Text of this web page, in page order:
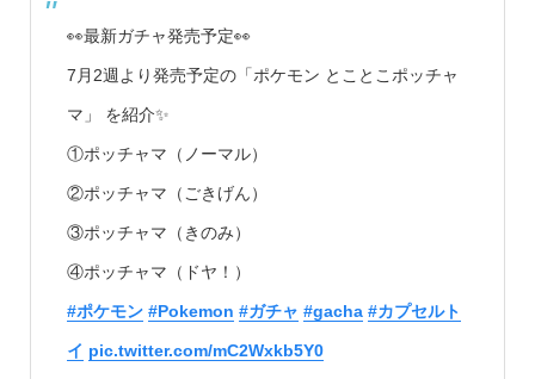
👀最新ガチャ発売予定👀
7月2週より発売予定の「ポケモン とことこポッチャ
マ」 を紹介✨
①ポッチャマ（ノーマル）
②ポッチャマ（ごきげん）
③ポッチャマ（きのみ）
④ポッチャマ（ドヤ！）
#ポケモン #Pokemon #ガチャ #gacha #カプセルト
イ pic.twitter.com/mC2Wxkb5Y0